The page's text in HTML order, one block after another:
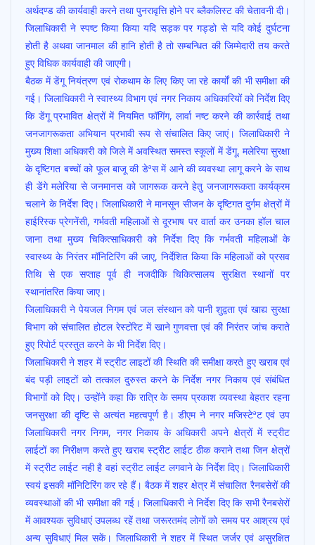
अर्थदण्ड की कार्यवाही करने तथा पुनरावृत्ति होने पर ब्लैकलिस्ट की चेतावनी दी।
जिलाधिकारी ने स्पष्ट किया किया यदि सड़क पर गड्डो से यदि कोई दुर्घटना
होती है अथवा जानमाल की हानि होती है तो सम्बन्धित की जिम्मेदारी तय करते
हुए विधिक कार्यवाही की जाएगी।
बैठक में डेंगू नियंत्रण एवं रोकथाम के लिए किए जा रहे कार्यों की भी समीक्षा की
गई। जिलाधिकारी ने स्वास्थ्य विभाग एवं नगर निकाय अधिकारियों को निर्देश दिए
कि डेंगू प्रभावित क्षेत्रों में नियमित फॉगिंग, लार्वा नष्ट करने की कार्रवाई तथा
जनजागरूकता अभियान प्रभावी रूप से संचालित किए जाएं। जिलाधिकारी ने
मुख्य शिक्षा अधिकारी को जिले में अवस्थित समस्त स्कूलों में डेंगू, मलेरिया सुरक्षा
के दृष्टिगत बच्चों को फूल बाजू की डेªस में आने की व्यवस्था लागू करने के साथ
ही डेंगे मलेरिया से जनमानस को जागरूक करने हेतु जनजागरूकता कार्यक्रम
चलाने के निर्देश दिए। जिलाधिकारी ने मानसून सीजन के दृष्टिगत दुर्गम क्षेत्रों में
हाईरिस्क प्रेगनेंसी, गर्भवती महिलाओं से दूरभाष पर वार्ता कर उनका हॉल चाल
जाना तथा मुख्य चिकित्साधिकारी को निर्देश दिए कि गर्भवती महिलाओं के
स्वास्थ्य के निरंतर मॉनिटिरिंग की जाए, निर्देशित किया कि महिलाओं को प्रसव
तिथि से एक सप्ताह पूर्व ही नजदीकि चिकित्सालय सुरक्षित स्थानों पर
स्थानांतरित किया जाए।
जिलाधिकारी ने पेयजल निगम एवं जल संस्थान को पानी शुद्वता एवं खाद्य सुरक्षा
विभाग को संचालित होटल रेस्टोंरेट में खाने गुणवत्ता एवं की निरंतर जांच कराते
हुए रिपोर्ट प्रस्तुत करने के भी निर्देश दिए।
जिलाधिकारी ने शहर में स्ट्रीट लाइटों की स्थिति की समीक्षा करते हुए खराब एवं
बंद पड़ी लाइटों को तत्काल दुरुस्त करने के निर्देश नगर निकाय एवं संबंधित
विभागों को दिए। उन्होंने कहा कि रात्रि के समय प्रकाश व्यवस्था बेहतर रहना
जनसुरक्षा की दृष्टि से अत्यंत महत्वपूर्ण है। डीएम ने नगर मजिस्टेªट एवं उप
जिलाधिकारी नगर निगम, नगर निकाय के अधिकारी अपने क्षेत्रों में स्ट्रीट
लाईटों का निरीक्षण करते हुए खराब स्ट्रीट लाईट ठीक कराने तथा जिन क्षेत्रों
में स्ट्रीट लाईट नही है वहां स्ट्रीट लाईट लगवाने के निर्देश दिए। जिलाधिकारी
स्वयं इसकी मॉनिटिरिंग कर रहे हैं। बैठक में शहर क्षेत्र में संचालित रैनबसेरों की
व्यवस्थाओं की भी समीक्षा की गई। जिलाधिकारी ने निर्देश दिए कि सभी रैनबसेरों
में आवश्यक सुविधाएं उपलब्ध रहें तथा जरूरतमंद लोगों को समय पर आश्रय एवं
अन्य सुविधाएं मिल सकें। जिलाधिकारी ने शहर में स्थित जर्जर एवं असुरक्षित